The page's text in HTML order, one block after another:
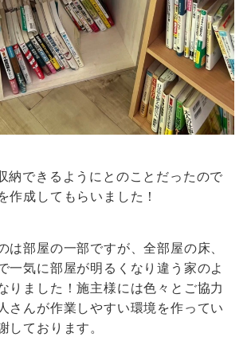
納できるようにとのことだったので
作成してもらいました！
は部屋の一部ですが、全部屋の床、
一気に部屋が明るくなり違う家のよ
りました！施主様には色々とご協力
さんが作業しやすい環境を作ってい
しております。